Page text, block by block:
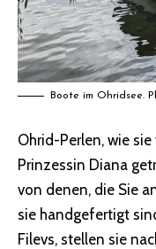
Boote im Ohridsee.
Ohrid-Perlen, wie
Prinzessin Diana
von denen, die Sie
sie handgefertigt
Filevs, stellen sie